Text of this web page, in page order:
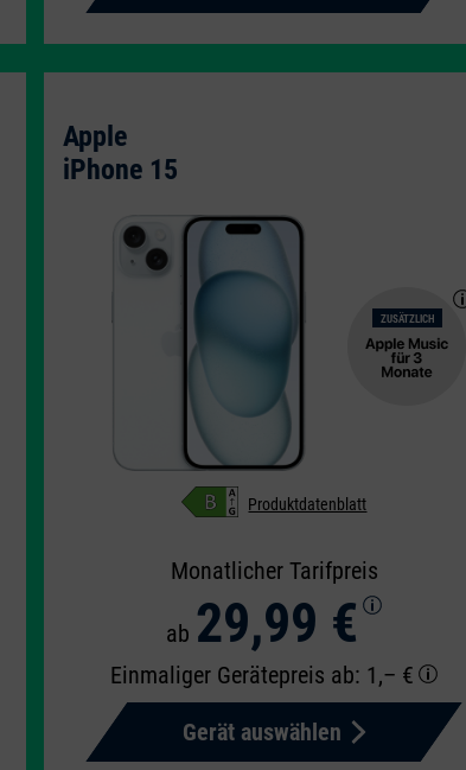
Apple
iPhone 15
ZUSÄTZLICH
Produktdatenblatt
Monatlicher Tarifpreis
ab 29,99 €
Einmaliger Gerätepreis ab: 1,– €
Gerät auswählen